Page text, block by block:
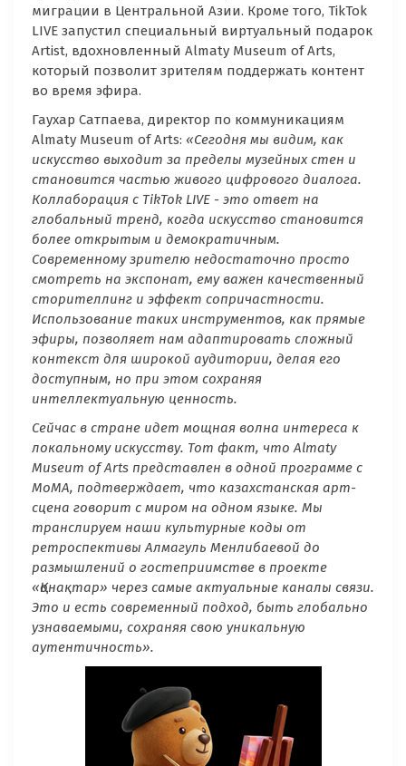
миграции в Центральной Азии. Кроме того, TikTok
LIVE запустил специальный виртуальный подарок
Artist, вдохновленный Almaty Museum of Arts,
который позволит зрителям поддержать контент
во время эфира.
Гаухар Сатпаева, директор по коммуникациям
Almaty Museum of Arts: «Сегодня мы видим, как
искусство выходит за пределы музейных стен и
становится частью живого цифрового диалога.
Коллаборация с TikTok LIVE - это ответ на
глобальный тренд, когда искусство становится
более открытым и демократичным.
Современному зрителю недостаточно просто
смотреть на экспонат, ему важен качественный
сторителлинг и эффект сопричастности.
Использование таких инструментов, как прямые
эфиры, позволяет нам адаптировать сложный
контекст для широкой аудитории, делая его
доступным, но при этом сохраняя
интеллектуальную ценность.
Сейчас в стране идет мощная волна интереса к
локальному искусству. Тот факт, чтоAlmaty
Museum of Arts представлен в одной программе с
MoMA, подтверждает, что казахстанская арт-
сцена говорит с миром на одном языке. Мы
транслируем наши культурные коды от
ретроспективы Алмагуль Менлибаевой до
размышлений о гостеприимстве в проекте
«Қонақтар» через самые актуальные каналы связи.
Это и есть современный подход, быть глобально
узнаваемыми, сохраняя свою уникальную
аутентичность».